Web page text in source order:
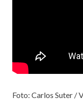
Foto: Carlos Suter /